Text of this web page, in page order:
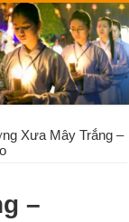
Xưa Mây Trắng –
–